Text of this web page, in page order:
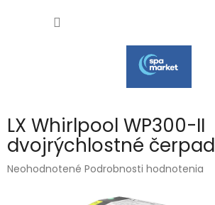
LX Whirlpool WP300-II
dvojrýchlostné
Priemerné
Neohodnotené Podrobnosti hodnotenia